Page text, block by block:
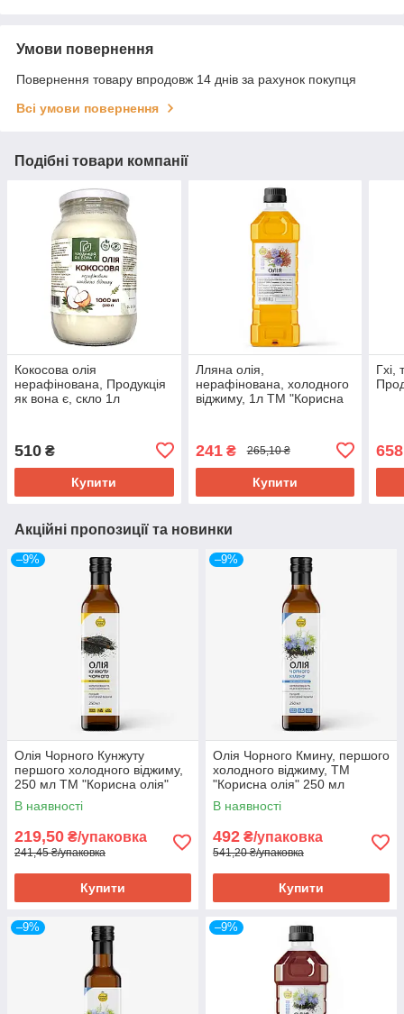
Умови повернення
Повернення товару впродовж 14 днів за рахунок покупця
Всі умови повернення
Подібні товари компанії
Кокосова олія
нерафінована, Продукція
як вона є, скло 1л
510 ₴
Купити
Лляна олія,
нерафінована, холодного
віджиму, 1л ТМ "Корисна
241₴ 265,10 ₴
Купити
Гхі,
658
Акційні пропозиції та новинки
–9%
Олія Чорного Кунжуту
першого холодного віджиму,
250 мл ТМ "Корисна олія"
В наявності
219,50 ₴/упаковка
241,45 ₴/упаковка
Купити
–9%
Олія Чорного Кмину, першого
холодного віджиму, ТМ
"Корисна олія" 250 мл
В наявності
492 ₴/упаковка
541,20 ₴/упаковка
Купити
–9% –9%